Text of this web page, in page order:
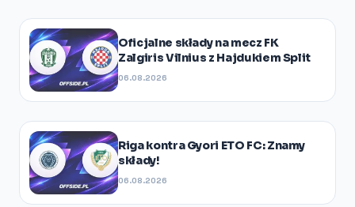
Oficjalne składy na mecz FK
Zalgiris Vilnius z Hajdukiem Split
06.08.2026
Riga kontra Gyori ETO FC: Znamy
składy!
06.08.2026